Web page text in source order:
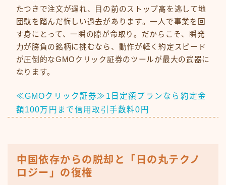
たつきで注文が遅れ、目の前のストップ高を逃して地
団駄を踏んだ悔しい過去があります。一人で事業を回
す身にとって、一瞬の隙が命取り。だからこそ、瞬発
力が勝負の銘柄に挑むなら、動作が軽く約定スピード
が圧倒的なGMOクリック証券のツールが最大の武器に
なります。
≪GMOクリック証券≫1日定額プランなら約定金
額100万円まで信用取引手数料0円
中国依存からの脱却と「日の丸テクノ
ロジー」の復権